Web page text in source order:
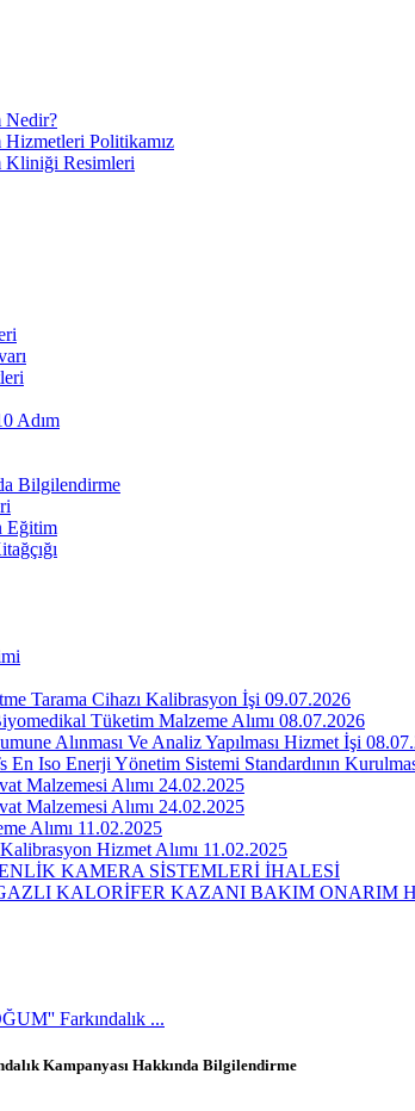
Nedir?
Hizmetleri Politikamız
Kliniği Resimleri
Adım
Bilgilendirme
Eğitim
Tarama Cihazı Kalibrasyon İşi 09.07.2026
Tüketim Malzeme Alımı 08.07.2026
Alınması Ve Analiz Yapılması Hizmet İşi
En Iso Enerji Yönetim Sistemi Standardının
Malzemesi Alımı 24.02.2025
Malzemesi Alımı 24.02.2025
Alımı 11.02.2025
Hizmet Alımı 11.02.2025
KAMERA SİSTEMLERİ İHALESİ
KALORİFER KAZANI BAKIM ONARIM
Farkındalık ...
Kampanyası Hakkında Bilgilendirme